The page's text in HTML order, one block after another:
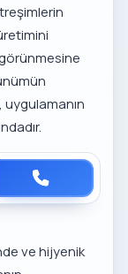
ve hijyenik